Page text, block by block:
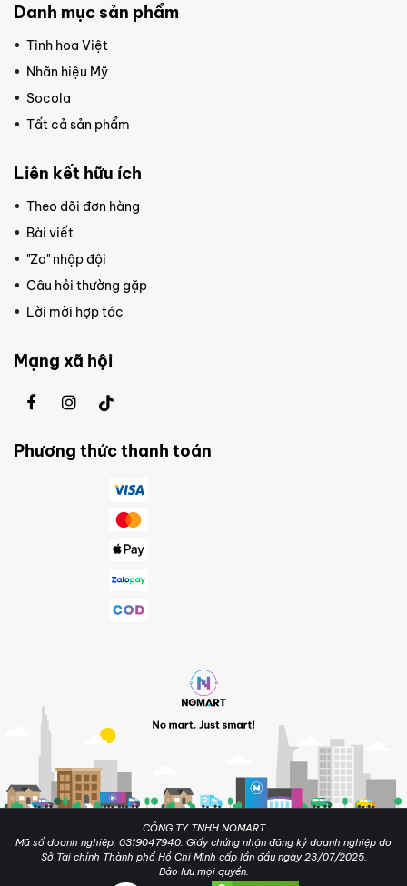
Danh mục sản phẩm
Tinh hoa Việt
Nhãn hiệu Mỹ
Socola
Tất cả sản phẩm
Liên kết hữu ích
Theo dõi đơn hàng
Bài viết
"Za" nhập đội
Câu hỏi thường gặp
Lời mời hợp tác
Mạng xã hội
Phương thức thanh toán
CÔNG TY TNHH NOMART
Mã số doanh nghiệp: 0319047940. Giấy chứng nhận đăng ký doanh nghiệp do
Sở Tài chính Thành phố Hồ Chi Minh cấp lần đầu ngày 23/07/2025.
Bảo lưu mọi quyền.